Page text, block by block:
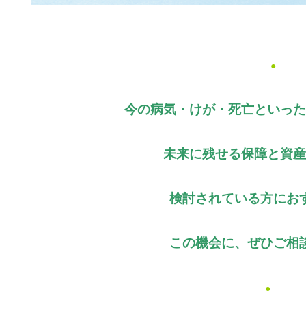
●
今の病気・けが・死亡といっ
未来に残せる保障と資
検討されている方にお
この機会に、ぜひご相
●